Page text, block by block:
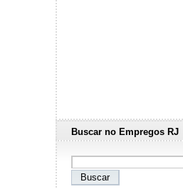
Buscar no Empregos RJ